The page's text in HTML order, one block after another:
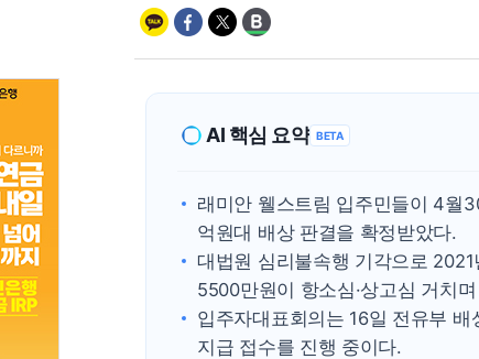
AI 핵심 요약 BETA
래미안 웰스트림 입주민들이 4월
억원대 배상 판결을 확정받았다.
대법원 심리불속행 기각으로
5500만원이 항소심·상고심 거치
입주자대표회의는 16일 전유부
지급 접수를 진행 중이다.